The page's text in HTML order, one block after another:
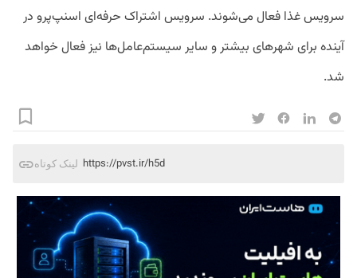
سرویس غذا فعال می‌شوند. سرویس اشتراک حرفه‌ای اسنپ‌پرو در
آینده برای شهرهای بیشتر و سایر سیستم‌عامل‌ها نیز فعال خواهد
شد.
لینک کوتاه https://pvst.ir/h5d